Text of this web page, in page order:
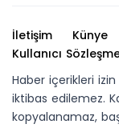
İletişim Künye
Kullanıcı
Haber içerikleri
iktibas edilemez.
kopyalanamaz,